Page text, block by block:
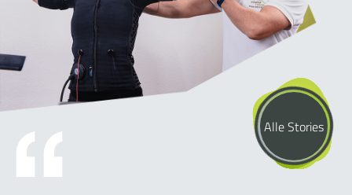
Alle Stories